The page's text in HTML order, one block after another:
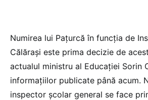
Numirea lui Pațurcă în funcția de
Călărași este prima decizie de
actualul ministru al Educației Sorin
informațiilor publicate până acum.
inspector școlar general se face